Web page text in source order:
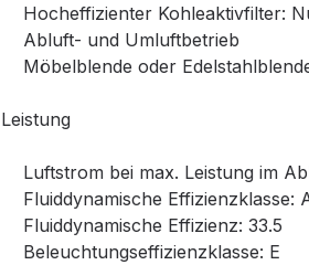
Hocheffizienter Kohleaktivfilter:
Abluft- und Umluftbetrieb
Möbelblende oder
Leistung
Luftstrom bei max. Leistung im
Fluiddynamische Effizienzklasse:
Fluiddynamische Effizienz: 33.5
Beleuchtungseffizienzklasse: E